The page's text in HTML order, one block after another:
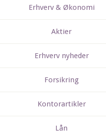
Erhverv & Økonomi
Aktier
Erhverv nyheder
Forsikring
Kontorartikler
Lån